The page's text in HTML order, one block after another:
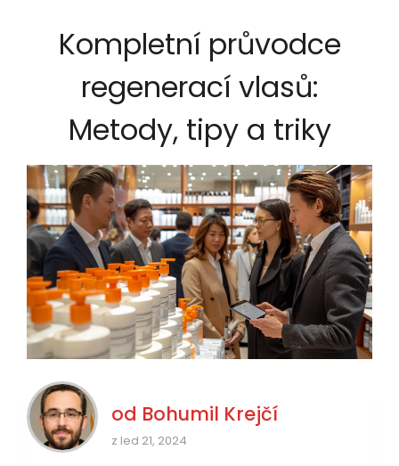
Kompletní průvodce
regenerací vlasů:
Metody, tipy a triky
od Bohumil Krejčí
z led 21, 2024